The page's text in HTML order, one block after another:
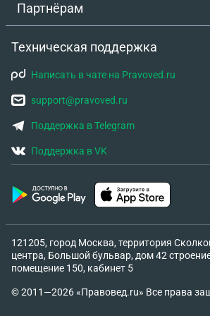
Партнёрам
Техническая поддержка
Написать в чате на Pravoved.ru
support@pravoved.ru
Поддержка в Telegram
Поддержка в VK
121205, город Москва, территория
центра, Большой бульвар, дом 42
помещение 150, кабинет 5
© 2011—2026 «Правовед.ru» Все права